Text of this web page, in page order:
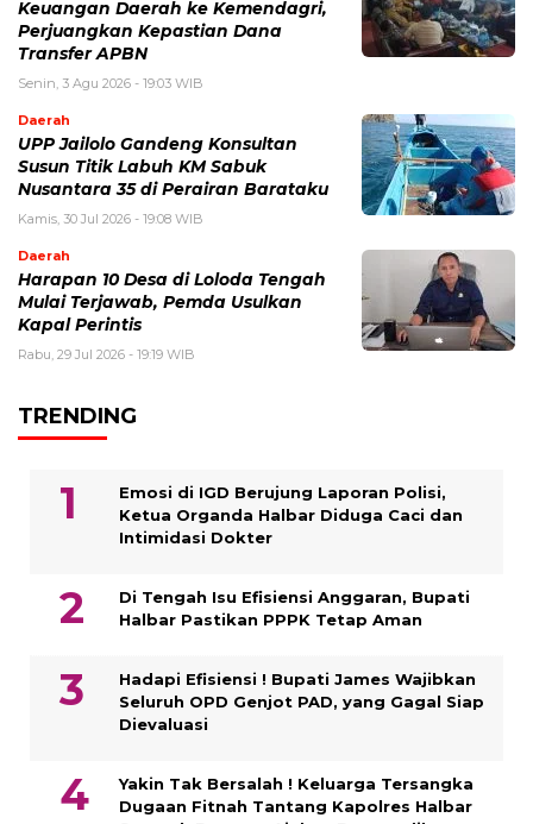
Keuangan Daerah ke Kemendagri,
Perjuangkan Kepastian Dana
Transfer APBN
Senin, 3 Agu 2026 - 19:03 WIB
Daerah
UPP Jailolo Gandeng Konsultan
Susun Titik Labuh KM Sabuk
Nusantara 35 di Perairan Barataku
Kamis, 30 Jul 2026 - 19:08 WIB
Daerah
Harapan 10 Desa di Loloda Tengah
Mulai Terjawab, Pemda Usulkan
Kapal Perintis
Rabu, 29 Jul 2026 - 19:19 WIB
TRENDING
Emosi di IGD Berujung Laporan Polisi,
Ketua Organda Halbar Diduga Caci dan
Intimidasi Dokter
Di Tengah Isu Efisiensi Anggaran, Bupati
Halbar Pastikan PPPK Tetap Aman
Hadapi Efisiensi ! Bupati James Wajibkan
Seluruh OPD Genjot PAD, yang Gagal Siap
Dievaluasi
Yakin Tak Bersalah ! Keluarga Tersangka
Dugaan Fitnah Tantang Kapolres Halbar